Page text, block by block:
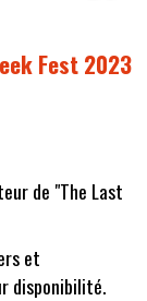
Fest 2023
de "The Last
et
disponibilité.